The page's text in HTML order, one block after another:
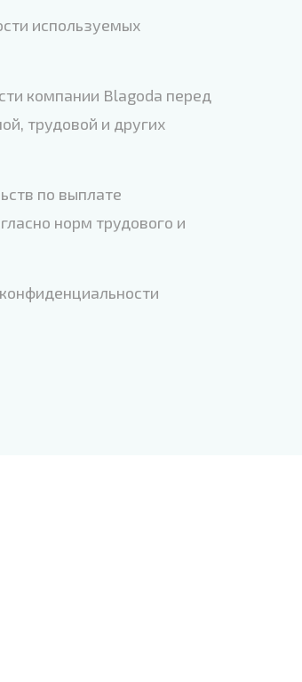
используемых
компании Blagoda перед
трудовой и других
по выплате
норм трудового и